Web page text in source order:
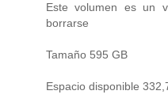
Este volumen es un
borrarse
Tamaño 595 GB
Espacio disponible